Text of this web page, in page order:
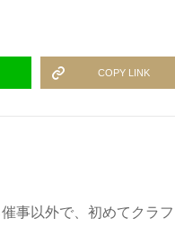
COPY LINK
事以外で、初めてクラフ